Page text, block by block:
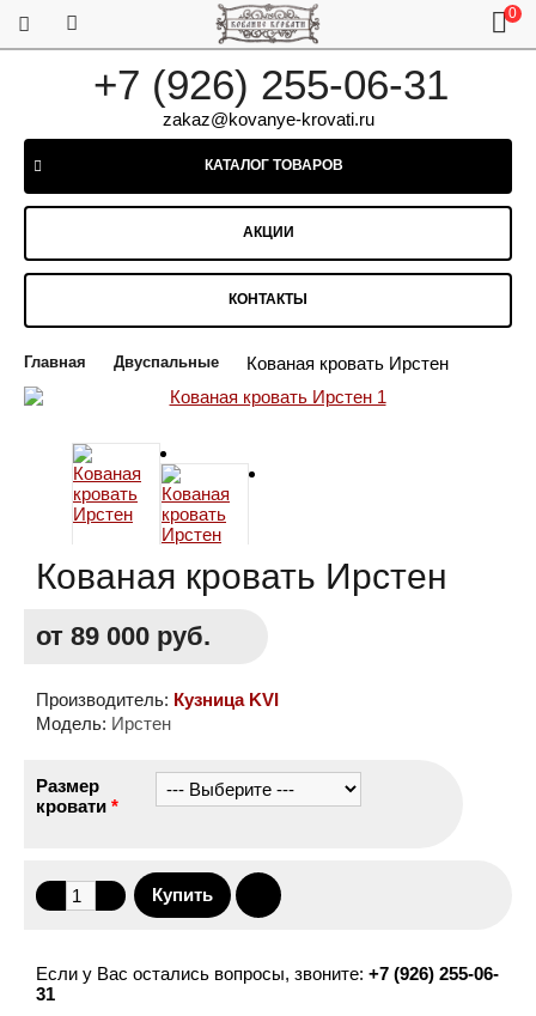
+7 (926) 255-06-31
zakaz@kovanye-krovati.ru
0
КАТАЛОГ ТОВАРОВ
АКЦИИ
КОНТАКТЫ
Главная Двуспальные Кованая кровать Ирстен
Кованая кровать Ирстен
от 89 000 руб.
Производитель: Кузница KVI
Модель: Ирстен
Размер
кровати *
Если у Вас остались вопросы, звоните: +7 (926) 255-06-
31